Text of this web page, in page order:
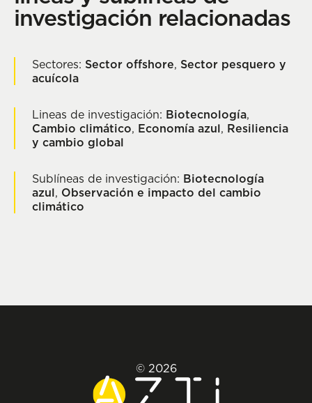
investigación relacionadas
Sectores: Sector offshore, Sector pesquero y
acuícola
Lineas de investigación: Biotecnología,
Cambio climático, Economía azul, Resiliencia
y cambio global
Sublíneas de investigación: Biotecnología
azul, Observación e impacto del cambio
climático
© 2026